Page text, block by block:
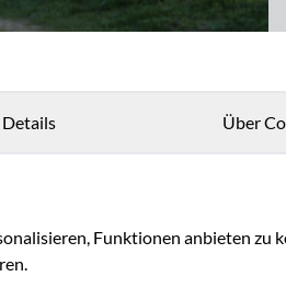
Details Über
Funktionen anbieten zu